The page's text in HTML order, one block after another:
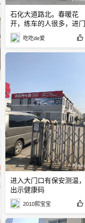
石化大道路北。春暖花
开，练车的人很多，进门
测体温
吃吃de爱
进入大门口有保安测温，
出示健康码
2010熙宝宝